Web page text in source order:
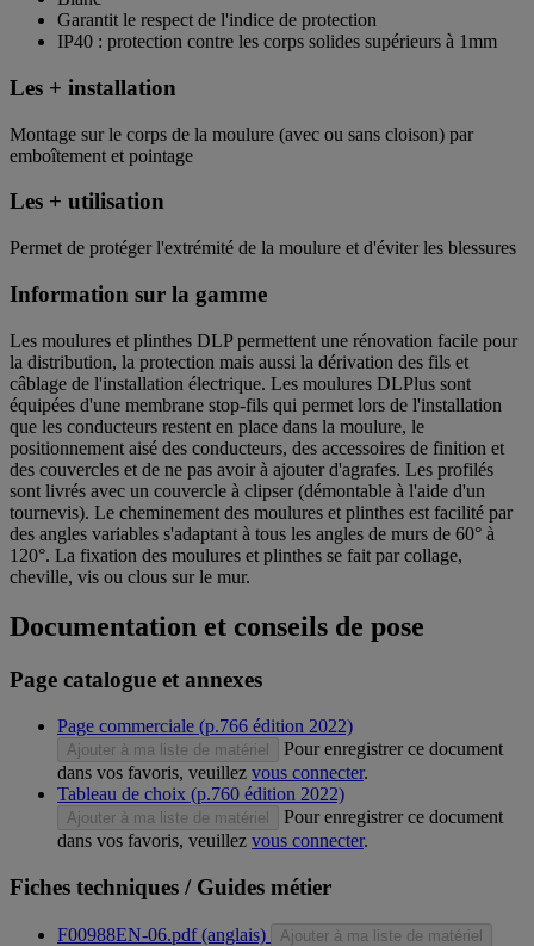
Garantit le respect de l'indice de protection
IP40 : protection contre les corps solides supérieurs à 1mm
Les + installation
Montage sur le corps de la moulure (avec ou sans cloison) par
emboîtement et pointage
Les + utilisation
Permet de protéger l'extrémité de la moulure et d'éviter les blessures
Information sur la gamme
Les moulures et plinthes DLP permettent une rénovation facile pour
la distribution, la protection mais aussi la dérivation des fils et
câblage de l'installation électrique. Les moulures DLPlus sont
équipées d'une membrane stop-fils qui permet lors de l'installation
que les conducteurs restent en place dans la moulure, le
positionnement aisé des conducteurs, des accessoires de finition et
des couvercles et de ne pas avoir à ajouter d'agrafes. Les profilés
sont livrés avec un couvercle à clipser (démontable à l'aide d'un
tournevis). Le cheminement des moulures et plinthes est facilité par
des angles variables s'adaptant à tous les angles de murs de 60° à
120°. La fixation des moulures et plinthes se fait par collage,
cheville, vis ou clous sur le mur.
Documentation et conseils de pose
Page catalogue et annexes
Page commerciale (p.766 édition 2022)
Ajouter à ma liste de matériel
Pour enregistrer ce document
dans vos favoris, veuillez vous connecter.
Tableau de choix (p.760 édition 2022)
Ajouter à ma liste de matériel
Pour enregistrer ce document
dans vos favoris, veuillez vous connecter.
Fiches techniques / Guides métier
F00988EN-06.pdf (anglais) Ajouter à ma liste de matériel